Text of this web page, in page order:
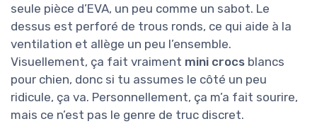
seule pièce d’EVA, un peu comme un sabot. Le
dessus est perforé de trous ronds, ce qui aide à la
ventilation et allège un peu l’ensemble.
Visuellement, ça fait vraiment mini crocs blancs
pour chien, donc si tu assumes le côté un peu
ridicule, ça va. Personnellement, ça m’a fait sourire,
mais ce n’est pas le genre de truc discret.